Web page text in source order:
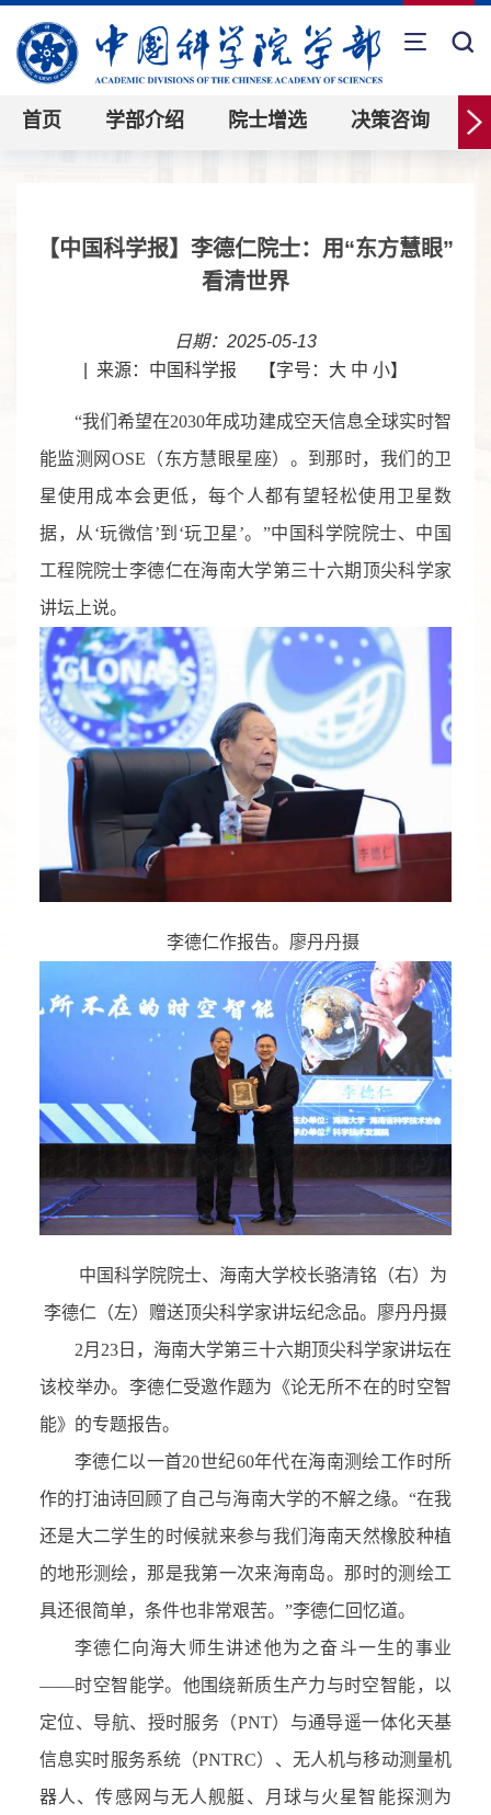
首页 学部介绍 院士增选 决策咨询
【中国科学报】李德仁院士：用“东方慧眼”
看清世界
日期：2025-05-13
来源：中国科学报 【字号： 大 中 小】
“我们希望在2030年成功建成空天信息全球实时智
能监测网OSE（东方慧眼星座）。到那时，我们的卫
星使用成本会更低，每个人都有望轻松使用卫星数
据，从‘玩微信’到‘玩卫星’。”中国科学院院士、中国
工程院院士李德仁在海南大学第三十六期顶尖科学家
讲坛上说。
李德仁作报告。廖丹丹摄
中国科学院院士、海南大学校长骆清铭（右）为
李德仁（左）赠送顶尖科学家讲坛纪念品。廖丹丹摄
2月23日，海南大学第三十六期顶尖科学家讲坛在
该校举办。李德仁受邀作题为《论无所不在的时空智
能》的专题报告。
李德仁以一首20世纪60年代在海南测绘工作时所
作的打油诗回顾了自己与海南大学的不解之缘。“在我
还是大二学生的时候就来参与我们海南天然橡胶种植
的地形测绘，那是我第一次来海南岛。那时的测绘工
具还很简单，条件也非常艰苦。”李德仁回忆道。
李德仁向海大师生讲述他为之奋斗一生的事业
——时空智能学。他围绕新质生产力与时空智能，以
定位、导航、授时服务（PNT）与通导遥一体化天基
信息实时服务系统（PNTRC）、无人机与移动测量机
器人、传感网与无人舰艇、月球与火星智能探测为